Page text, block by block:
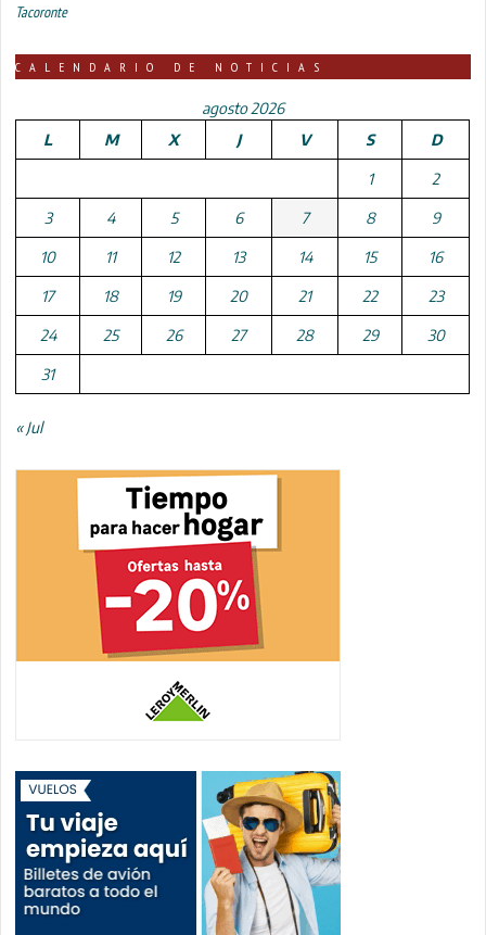
Tacoronte
CALENDARIO DE NOTICIAS
agosto 2026
L
M X J V S D
1 2
3 4 5 6 7 8 9
10 11 12 13 14 15 16
17 18 19 20 21 22 23
24 25 26 27 28 29 30
31
« Jul